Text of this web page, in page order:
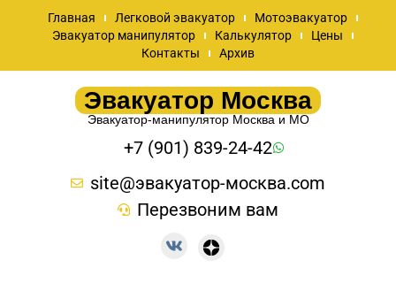
Главная Легковой эвакуатор
Мотоэвакуатор
Эвакуатор манипулятор
Калькулятор
Цены
Контакты
Архив
Эвакуатор Москва
Эвакуатор-манипулятор Москва и МО
+7 (901) 839-24-42
site@эвакуатор-москва.com
Перезвоним вам